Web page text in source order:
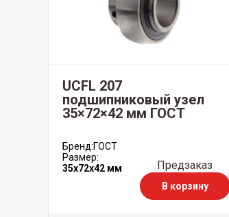
UCFL 207
подшипниковый узел
35×72×42 мм ГОСТ
Бренд:ГОСТ
Размер:
35x72x42 мм
Предзаказ
В корзину